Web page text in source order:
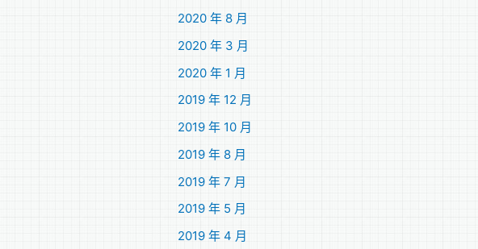
2020 年 8 月
2020 年 3 月
2020 年 1 月
2019 年 12 月
2019 年 10 月
2019 年 8 月
2019 年 7 月
2019 年 5 月
2019 年 4 月